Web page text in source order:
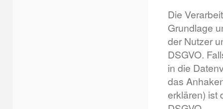
Die
Grundlage
der Nutzer
DSGVO.
in die
das
erklären) ist